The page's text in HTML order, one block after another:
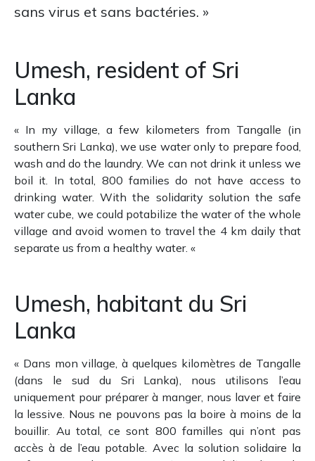
sans virus et sans bactéries. »
Umesh, resident of Sri
Lanka
« In my village, a few kilometers from Tangalle (in
southern Sri Lanka), we use water only to prepare food,
wash and do the laundry. We can not drink it unless we
boil it. In total, 800 families do not have access to
drinking water. With the solidarity solution the safe
water cube, we could potabilize the water of the whole
village and avoid women to travel the 4 km daily that
separate us from a healthy water. «
Umesh, habitant du Sri
Lanka
« Dans mon village, à quelques kilomètres de Tangalle
(dans le sud du Sri Lanka), nous utilisons l’eau
uniquement pour préparer à manger, nous laver et faire
la lessive. Nous ne pouvons pas la boire à moins de la
bouillir. Au total, ce sont 800 familles qui n’ont pas
accès à de l’eau potable. Avec la solution solidaire la